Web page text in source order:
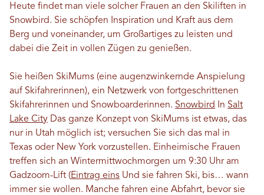
Heute findet man viele solcher Frauen an den Skiliften in
Snowbird. Sie schöpfen Inspiration und Kraft aus dem
Berg und voneinander, um Großartiges zu leisten und
dabei die Zeit in vollen Zügen zu genießen.
Sie heißen SkiMums (eine augenzwinkernde Anspielung
auf Skifahrerinnen), ein Netzwerk von fortgeschrittenen
Skifahrerinnen und Snowboarderinnen. Snowbird In Salt
Lake City Das ganze Konzept von SkiMums ist etwas, das
nur in Utah möglich ist; versuchen Sie sich das mal in
Texas oder New York vorzustellen. Einheimische Frauen
treffen sich an Wintermittwochmorgen um 9:30 Uhr am
Gadzoom-Lift (Eintrag eins Und sie fahren Ski, bis… wann
immer sie wollen. Manche fahren eine Abfahrt, bevor sie